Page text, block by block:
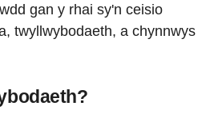
gan y rhai sy'n ceisio
twyllwybodaeth, a chynnwys